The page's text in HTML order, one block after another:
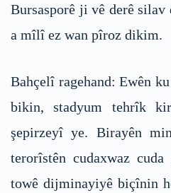
Bursasporê ji vê derê
a mîlî ez wan pîroz dikim.
Bahçelî ragehand: Ewên
bikin, stadyum tehrîk
şepirzeyî ye. Birayên
terorîstên cudaxwaz
towê dijminayiyê biçînin